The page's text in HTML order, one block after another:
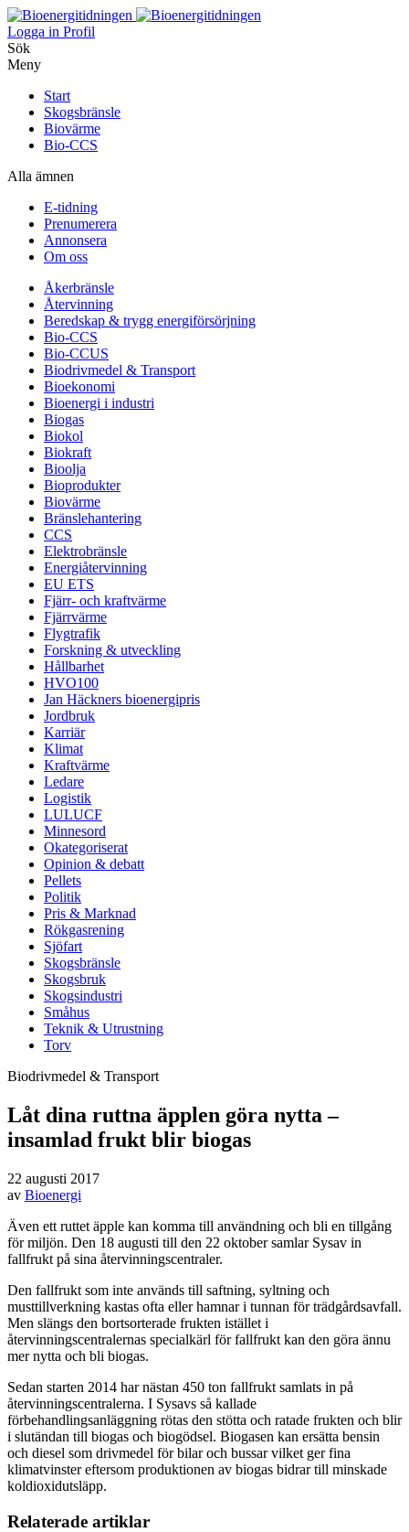
Logga in Profil
Sök
Meny
Start
Skogsbränsle
Biovärme
Bio-CCS
Alla ämnen
E-tidning
Prenumerera
Annonsera
Om oss
Åkerbränsle
Återvinning
Beredskap & trygg energiförsörjning
Bio-CCS
Bio-CCUS
Biodrivmedel & Transport
Bioekonomi
Bioenergi i industri
Biogas
Biokol
Biokraft
Bioolja
Bioprodukter
Biovärme
Bränslehantering
CCS
Elektrobränsle
Energiåtervinning
EU ETS
Fjärr- och kraftvärme
Fjärrvärme
Flygtrafik
Forskning & utveckling
Hållbarhet
HVO100
Jan Häckners bioenergipris
Jordbruk
Karriär
Klimat
Kraftvärme
Ledare
Logistik
LULUCF
Minnesord
Okategoriserat
Opinion & debatt
Pellets
Politik
Pris & Marknad
Rökgasrening
Sjöfart
Skogsbränsle
Skogsbruk
Skogsindustri
Småhus
Teknik & Utrustning
Torv
Biodrivmedel & Transport
Låt dina ruttna äpplen göra nytta –
insamlad frukt blir biogas
22 augusti 2017
av Bioenergi
Även ett ruttet äpple kan komma till användning och bli en tillgång
för miljön. Den 18 augusti till den 22 oktober samlar Sysav in
fallfrukt på sina återvinningscentraler.
Den fallfrukt som inte används till saftning, syltning och
musttillverkning kastas ofta eller hamnar i tunnan för trädgårdsavfall.
Men slängs den bortsorterade frukten istället i
återvinningscentralernas specialkärl för fallfrukt kan den göra ännu
mer nytta och bli biogas.
Sedan starten 2014 har nästan 450 ton fallfrukt samlats in på
återvinningscentralerna. I Sysavs så kallade
förbehandlingsanläggning rötas den stötta och ratade frukten och blir
i slutändan till biogas och biogödsel. Biogasen kan ersätta bensin
och diesel som drivmedel för bilar och bussar vilket ger fina
klimatvinster eftersom produktionen av biogas bidrar till minskade
koldioxidutsläpp.
Relaterade artiklar